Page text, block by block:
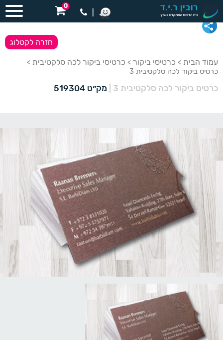
0
עמוד הבית > כרטיסי ביקור > כרטיסי ביקור לכה סלקטיבית >
כרטיס ביקור לכה סלקטיבית 3
כרטיס ביקור לכה סלקטיבית 3 מק״ט 519304
חזרה לקטלוג